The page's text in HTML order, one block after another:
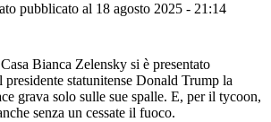
pubblicato al 18 agosto 2025 - 21:14
Bianca Zelensky si è presentato
presidente statunitense Donald Trump la
grava solo sulle sue spalle. E, per il tycoon,
senza un cessate il fuoco.